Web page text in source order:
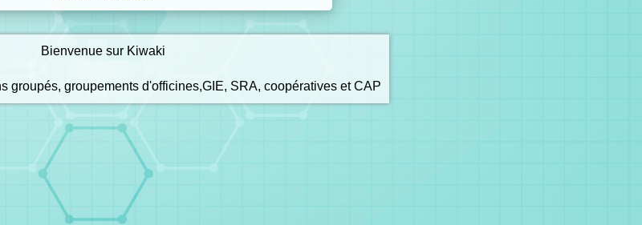
Bienvenue sur Kiwaki
groupés, groupements d'officines,GIE, SRA, coopératives et CAP